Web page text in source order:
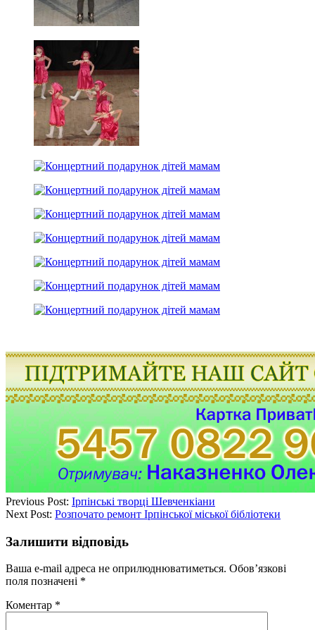
Previous Post: Ірпінські творці Шевченкіани
Next Post: Розпочато ремонт Ірпінської міської бібліотеки
Залишити відповідь
Ваша e-mail адреса не оприлюднюватиметься. Обов’язкові
поля позначені *
Коментар *